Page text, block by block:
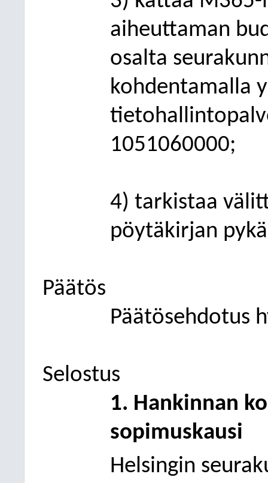
aiheuttaman
osalta
kohdentamalla
1051060000;
4) tarkistaa
pöytäkirjan
Päätös
Päätösehdotus
Selostus
1. Hankinnan
sopimuskausi
Helsingin